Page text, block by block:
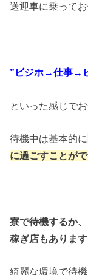
送迎車に乗って
”ビジホ→仕事→
といった感じで
待機中は基本的に
に過ごすことがで
寮で待機するか
稼ぎ店もあります
綺麗な環境で待